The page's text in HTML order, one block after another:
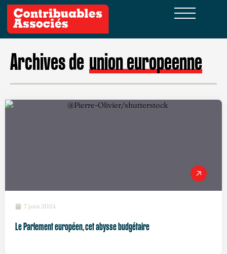
Archives de union europeenne
7 juin 2024
Le Parlement européen, cet abysse budgétaire